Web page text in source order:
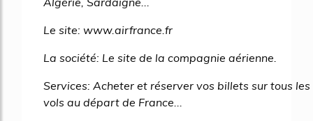
Le site: www.airfrance.fr
La société: Le site de la compagnie aérienne.
Services: Acheter et réserver vos billets sur tous les
vols au départ de France...